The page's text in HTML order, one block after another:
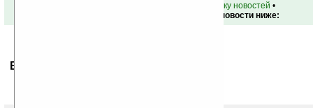
вернуться к списку новостей •
Обсуждение этой новости ниже:
Ваше мнение будет первым.